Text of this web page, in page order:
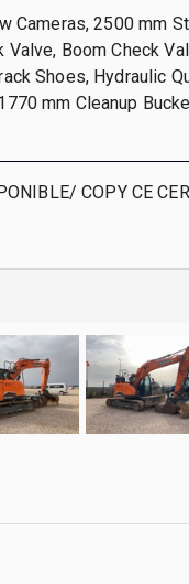
Cameras, 2500 mm
Valve, Boom Check
Shoes, Hydraulic
mm Cleanup
COPY CE